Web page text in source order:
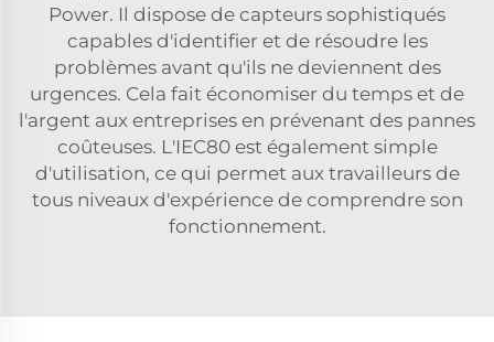
Power. Il dispose de capteurs sophistiqués
capables d'identifier et de résoudre les
problèmes avant qu'ils ne deviennent des
urgences. Cela fait économiser du temps et de
l'argent aux entreprises en prévenant des pannes
coûteuses. L'IEC80 est également simple
d'utilisation, ce qui permet aux travailleurs de
tous niveaux d'expérience de comprendre son
fonctionnement.